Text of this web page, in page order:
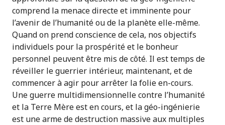
comprend la menace directe et imminente pour
l’avenir de l’humanité ou de la planète elle-même.
Quand on prend conscience de cela, nos objectifs
individuels pour la prospérité et le bonheur
personnel peuvent être mis de côté. Il est temps de
réveiller le guerrier intérieur, maintenant, et de
commencer à agir pour arrêter la folie en-cours.
Une guerre multidimensionnelle contre l’humanité
et la Terre Mère est en cours, et la géo-ingénierie
est une arme de destruction massive aux multiples